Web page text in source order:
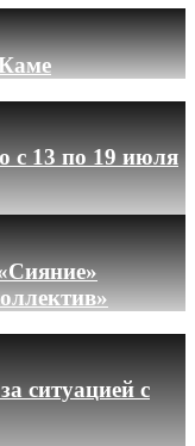
с 13 по 19 июля
ситуацией с